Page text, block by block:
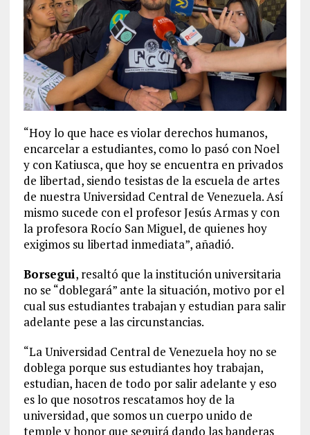
“Hoy lo que hace es violar derechos humanos,
encarcelar a estudiantes, como lo pasó con Noel
y con Katiusca, que hoy se encuentra en privados
de libertad, siendo tesistas de la escuela de artes
de nuestra Universidad Central de Venezuela. Así
mismo sucede con el profesor Jesús Armas y con
la profesora Rocío San Miguel, de quienes hoy
exigimos su libertad inmediata”, añadió.
Borsegui, resaltó que la institución universitaria
no se “doblegará” ante la situación, motivo por el
cual sus estudiantes trabajan y estudian para salir
adelante pese a las circunstancias.
“La Universidad Central de Venezuela hoy no se
doblega porque sus estudiantes hoy trabajan,
estudian, hacen de todo por salir adelante y eso
es lo que nosotros rescatamos hoy de la
universidad, que somos un cuerpo unido de
temple y honor que seguirá dando las banderas